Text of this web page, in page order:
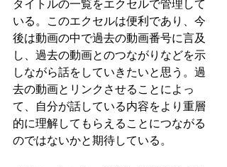
タイトルの一覧をエクセルで管理して
いる。このエクセルは便利であり、今
後は動画の中で過去の動画番号に言及
し、過去の動画とのつながりなどを示
しながら話をしていきたいと思う。過
去の動画とリンクさせることによっ
て、自分が話している内容をより重層
的に理解してもらえることにつながる
のではないかと期待している。